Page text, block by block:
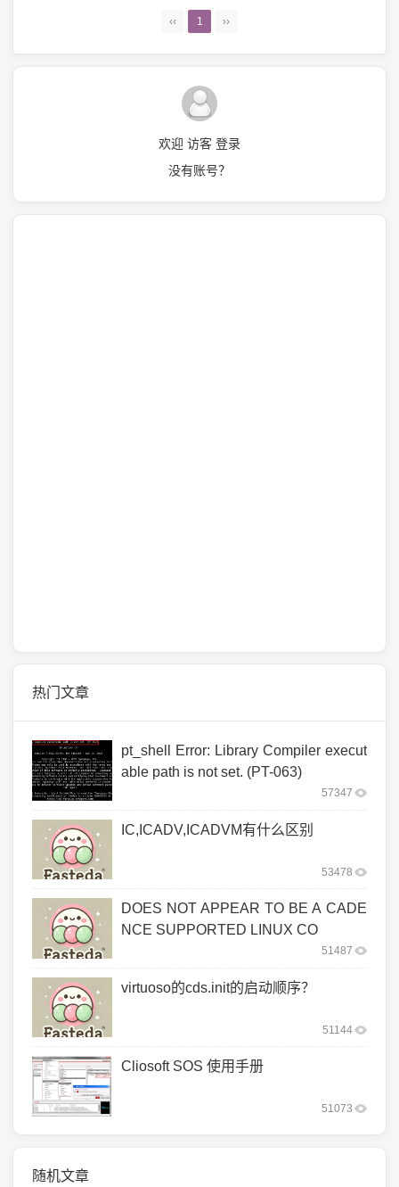
‹‹ 1 ››
欢迎 访客 登录
没有账号？
热门文章
pt_shell Error: Library Compiler execut
able path is not set. (PT-063)
57347
IC,ICADV,ICADVM有什么区别
53478
DOES NOT APPEAR TO BE A CADE
NCE SUPPORTED LINUX CO
51487
virtuoso的cds.init的启动顺序？
51144
Cliosoft SOS 使用手册
51073
随机文章